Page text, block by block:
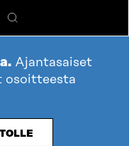
Hae
Ajantasaiset
osoitteesta